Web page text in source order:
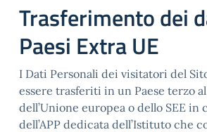
Trasferimento dei
Paesi Extra UE
I Dati Personali dei visitatori del
essere trasferiti in un Paese terzo
dell’Unione europea o dello SEE in
dell’APP dedicata dell’Istituto che